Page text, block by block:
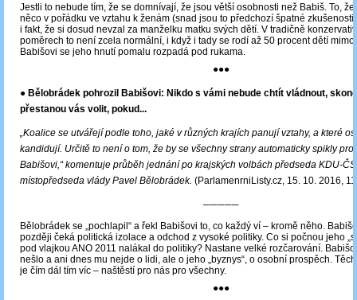
Jestli to nebude tím, že se domnívají, že jsou větší osobnosti než Babiš. To,
něco v pořádku ve vztahu k ženám (snad jsou to předchozí špatné
i fakt, že si dosud nevzal za manželku matku svých dětí. V tradičně
poměrech to není zcela normální, i když i tady se rodí až 50 procent dětí
Babišovi se jeho hnutí pomalu rozpadá pod rukama.
●●●
● Bělobrádek pohrozil Babišovi: Nikdo s vámi nebude chtít vládnout,
přestanou vás volit, pokud...
„Koalice se utvářejí podle toho, jaké v různých krajích panují vztahy, a které
kandidují. Určitě to není o tom, že by se všechny strany automaticky spikly
Babišovi,“ komentuje průběh jednání po krajských volbách předseda KDU-
místopředseda vlády Pavel Bělobrádek. (ParlamenrniListy.cz, 15. 10. 2016,
─────
Bělobrádek se „pochlapil“ a řekl Babišovi to, co každý ví – kromě něho.
později čeká politická izolace a odchod z vysoké politiky. Co si počnou jeho
pod vlajkou ANO 2011 nalákal do politiky? Nastane velké rozčarování.
nešlo a ani dnes mu nejde o lidi, ale o jeho „byznys“, o osobní prospěch.
je čím dál tím víc – naštěstí pro nás pro všechny.
●●●